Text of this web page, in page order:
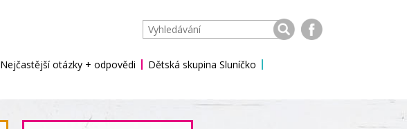
Nejčastější otázky + odpovědi
Dětská skupina Sluníčko